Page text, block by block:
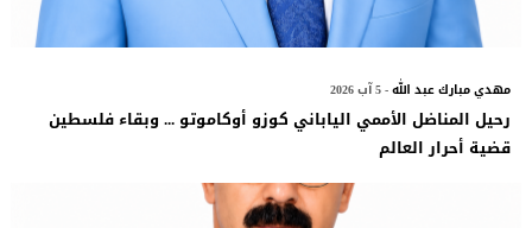
مهدي مبارك عبد الله- 5 آب 2026
رحيل المناضل الأممي الياباني كوزو أوكاموتو ... وبقاء فلسطين
قضية أحرار العالم